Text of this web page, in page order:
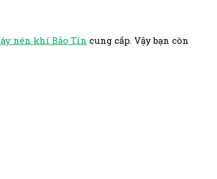
nén khí Bảo Tín cung cấp. Vậy bạn còn